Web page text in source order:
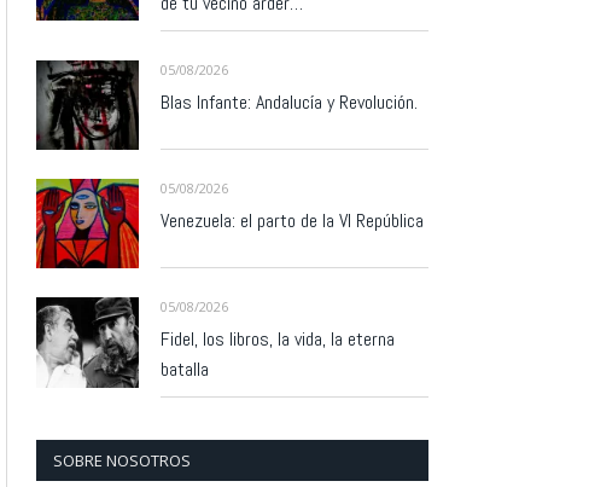
05/08/2026
Blas Infante: Andalucía y Revolución.
05/08/2026
Venezuela: el parto de la VI República
05/08/2026
Fidel, los libros, la vida, la eterna
batalla
SOBRE NOSOTROS